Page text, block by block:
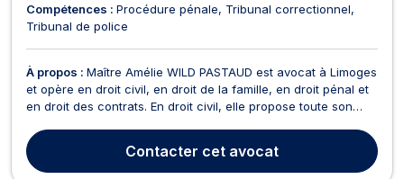
Compétences : Procédure pénale
Tribunal correctionnel
Tribunal de police
À propos : Maître Amélie WILD PASTAUD est avocat à Limoges
et opère en droit civil, en droit de la famille, en droit pénal et
en droit des contrats. En droit civil, elle propose toute son
droit des obligations, aux recouvrements de créances civiles,
aux conflits de voisina...Contacter cet avocat